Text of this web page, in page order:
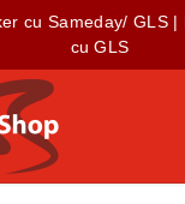
cu Sameday/ GLS |
cu GLS